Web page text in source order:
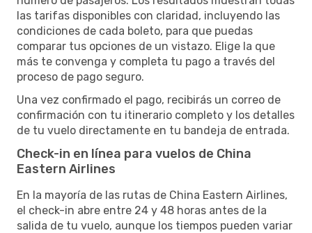
las tarifas disponibles con claridad, incluyendo las
condiciones de cada boleto, para que puedas
comparar tus opciones de un vistazo. Elige la que
más te convenga y completa tu pago a través del
proceso de pago seguro.
Una vez confirmado el pago, recibirás un correo de
confirmación con tu itinerario completo y los detalles
de tu vuelo directamente en tu bandeja de entrada.
Check-in en línea para vuelos de China
Eastern Airlines
En la mayoría de las rutas de China Eastern Airlines,
el check-in abre entre 24 y 48 horas antes de la
salida de tu vuelo, aunque los tiempos pueden variar